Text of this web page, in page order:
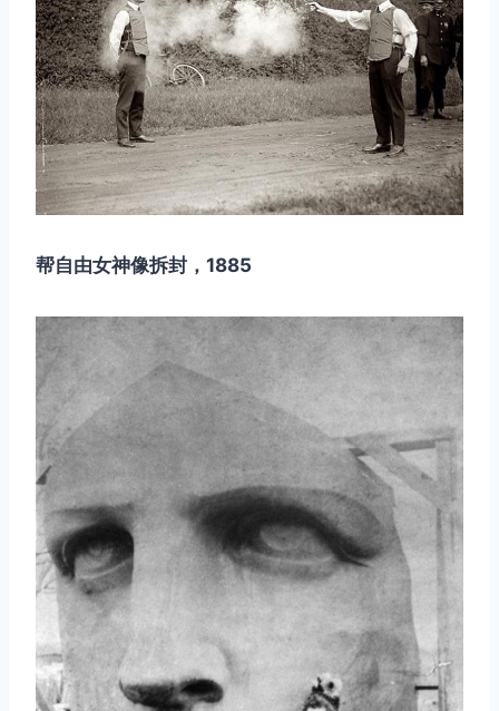
帮自由女神像拆封，1885